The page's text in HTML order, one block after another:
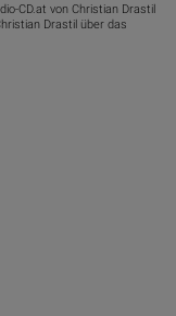
CD.at von Christian Drastil
Drastil über das